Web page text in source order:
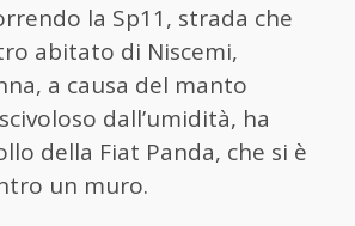
la Sp11, strada che
abitato di Niscemi,
a causa del manto
dall’umidità, ha
della Fiat Panda, che si è
un muro.